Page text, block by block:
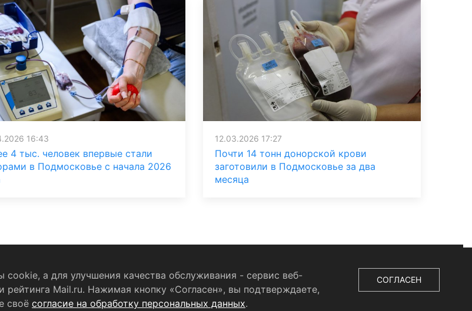
16:43
4 тыс. человек впервые стали
в Подмосковье с начала 2026
12.03.2026 17:27
Почти 14 тонн донорской крови
заготовили в Подмосковье за два
месяца
данных RSS-лента
а для улучшения качества обслуживания - сервис веб-
Mail.ru. Нажимая кнопку «Согласен», вы подтверждаете,
своё согласие на обработку персональных данных.
СОГЛАСЕН